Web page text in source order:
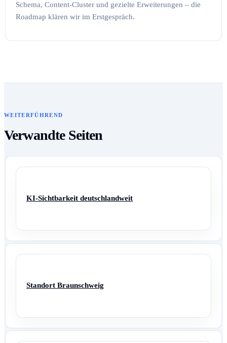
Schema, Content-Cluster und gezielte Erweiterungen – die
Roadmap klären wir im Erstgespräch.
WEITERFÜHREND
Verwandte Seiten
KI-Sichtbarkeit deutschlandweit
Standort Braunschweig